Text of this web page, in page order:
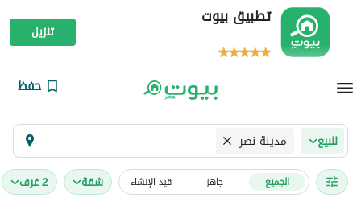
تطبيق بيوت
تنزيل
حفظ
للبيع مدينة نصر
الجميع جاهز قيد الإنشاء شقة 2 غرف